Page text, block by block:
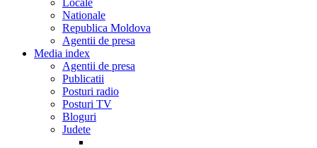
Locale
Nationale
Republica Moldova
Agentii de presa
Media index
Agentii de presa
Publicatii
Posturi radio
Posturi TV
Bloguri
Judete